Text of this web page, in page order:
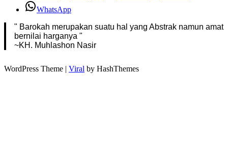
WhatsApp
" Barokah merupakan suatu hal yang Abstrak namun amat
bernilai harganya "
~KH. Muhlashon Nasir
WordPress Theme | Viral by HashThemes